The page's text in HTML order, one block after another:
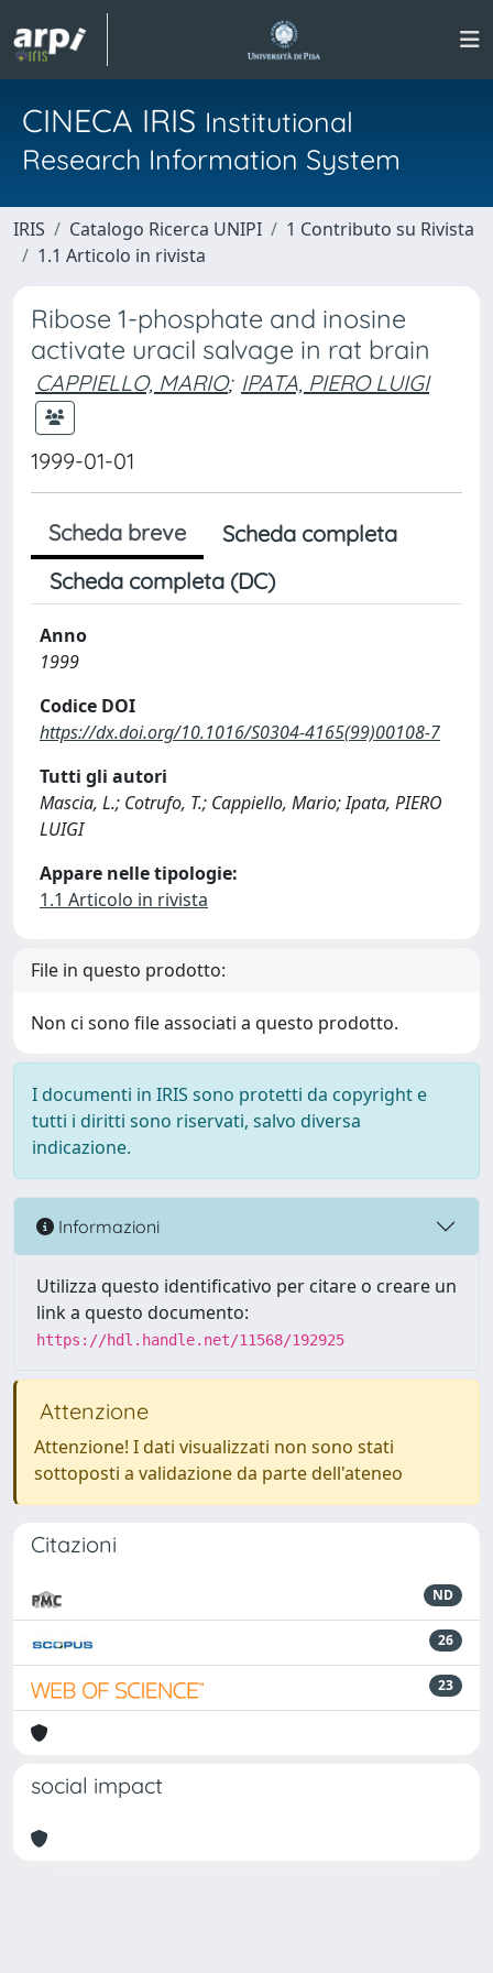
CINECA IRIS Institutional
Research Information System
IRIS Catalogo Ricerca UNIPI
1 Contributo su Rivista
1.1 Articolo in rivista
Ribose 1-phosphate and inosine
activate uracil salvage in rat brain
CAPPIELLO, MARIO; IPATA, PIERO LUIGI
1999-01-01
Scheda breve
Scheda completa
Scheda completa (DC)
Anno
1999
Codice DOI
https://dx.doi.org/10.1016/S0304-4165(99)00108-7
Tutti gli autori
Mascia, L.; Cotrufo, T.; Cappiello, Mario; Ipata, PIERO
LUIGI
Appare nelle tipologie:
1.1 Articolo in rivista
File in questo prodotto:
Non ci sono file associati a questo prodotto.
I documenti in IRIS sono protetti da copyright e
tutti i diritti sono riservati, salvo diversa
indicazione.
Informazioni
Utilizza questo identificativo per citare o creare un
link a questo documento:
https://hdl.handle.net/11568/192925
Attenzione
Attenzione! I dati visualizzati non sono stati
sottoposti a validazione da parte dell'ateneo
Citazioni
ND
26
23
social impact